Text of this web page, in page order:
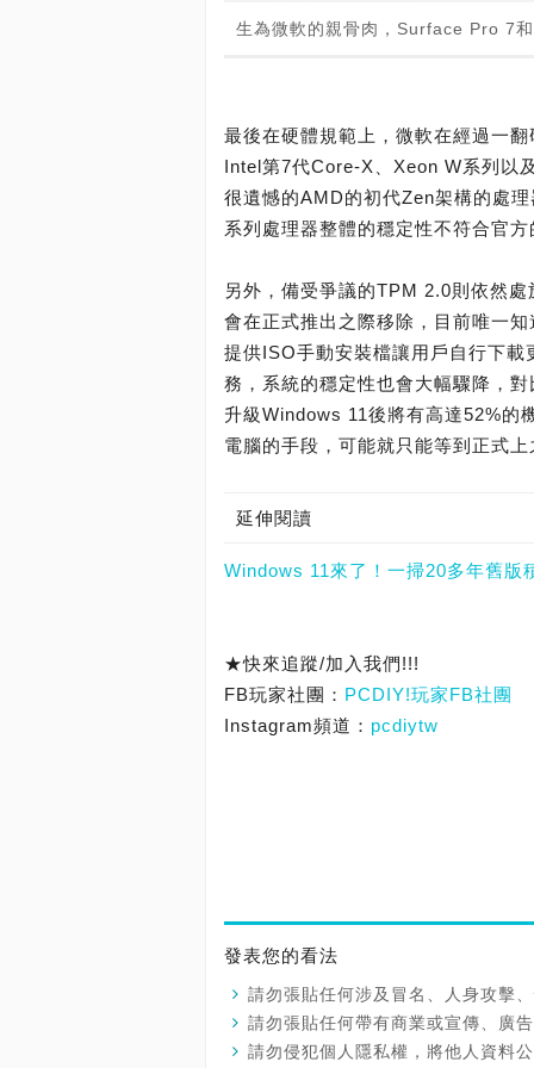
生為微軟的親骨肉，Surface Pro 7
最後在硬體規範上，微軟在經過一
Intel第7代Core-X、Xeon W系列以
很遺憾的AMD的初代Zen架構的處
系列處理器整體的穩定性不符合官
另外，備受爭議的TPM 2.0則依然
會在正式推出之際移除，目前唯一
提供ISO手動安裝檔讓用戶自行下
務，系統的穩定性也會大幅驟降，
升級Windows 11後將有高達52%的
電腦的手段，可能就只能等到正式
延伸閱讀
Windows 11來了！一掃20多年舊版
★快來追蹤/加入我們!!!
FB玩家社團： PCDIY!玩家FB社團
Instagram頻道： pcdiytw
發表您的看法
請勿張貼任何涉及冒名、人身攻擊
請勿張貼任何帶有商業或宣傳、廣
請勿侵犯個人隱私權，將他人資料